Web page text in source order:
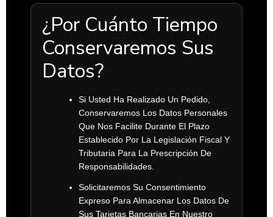
¿Por Cuánto Tiempo
Conservaremos Sus
Datos?
Si Usted Ha Realizado Un Pedido,
Conservaremos Los Datos Personales
Que Nos Facilite Durante El Plazo
Establecido Por La Legislación Fiscal Y
Tributaria Para La Prescripción De
Responsabilidades.
Solicitaremos Su Consentimiento
Expreso Para Almacenar Los Datos De
Sus Tarjetas Bancarias En Nuestro